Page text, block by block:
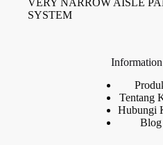
VERY NARROW AISLE
SYSTEM
Information
Tentang
Hubungi
Blog